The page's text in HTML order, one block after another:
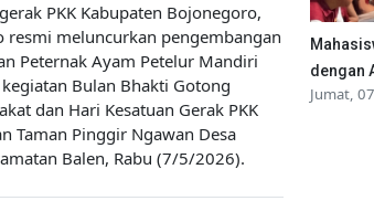
PKK Kabupaten Bojonegoro,
resmi meluncurkan pengembangan
Peternak Ayam Petelur Mandiri
Bulan Bhakti Gotong
dan Hari Kesatuan Gerak PKK
Taman Pinggir Ngawan Desa
Balen, Rabu (7/5/2026).
dengan
Jumat,